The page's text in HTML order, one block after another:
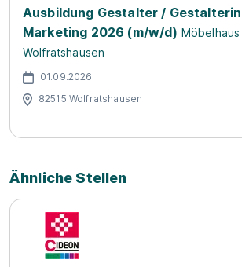
Ausbildung Gestalter /
Marketing 2026 (m/w/d) Möbelhaus
Wolfratshausen
01.09.2026
82515 Wolfratshausen
Ähnliche Stellen